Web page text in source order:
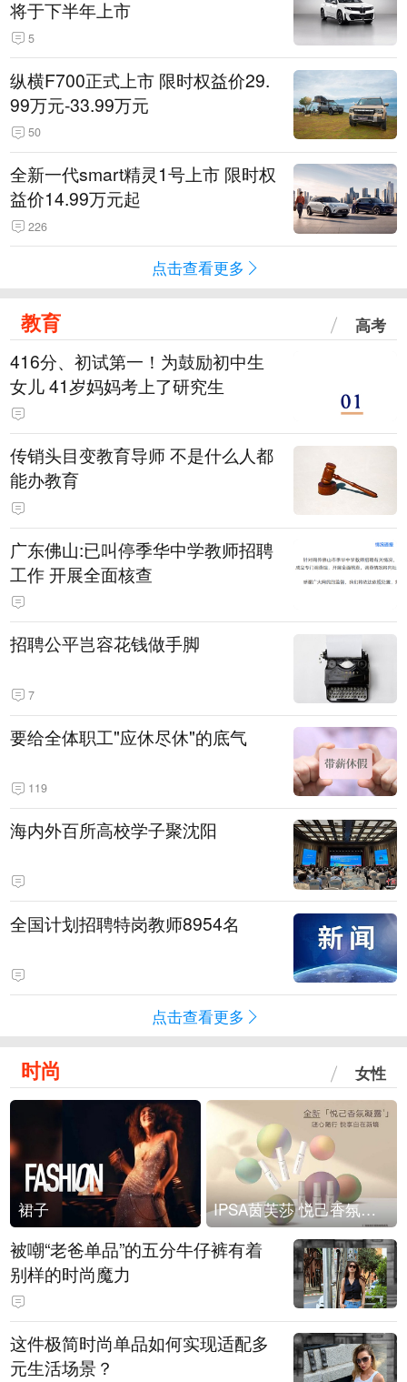
将于下半年上市
5
纵横F700正式上市 限时权益价29.
99万元-33.99万元
50
全新一代smart精灵1号上市 限时权
益价14.99万元起
226
点击查看更多
教育 高考
416分、初试第一！为鼓励初中生
女儿 41岁妈妈考上了研究生
传销头目变教育导师 不是什么人都
能办教育
广东佛山:已叫停季华中学教师招聘
工作 开展全面核查
招聘公平岂容花钱做手脚
7
要给全体职工"应休尽休"的底气
119
海内外百所高校学子聚沈阳
全国计划招聘特岗教师8954名
点击查看更多
时尚 女性
裙子 IPSA茵芙莎 悦己香氛凝露上市
被嘲“老爸单品”的五分牛仔裤有着
别样的时尚魔力
这件极简时尚单品如何实现适配多
元生活场景？